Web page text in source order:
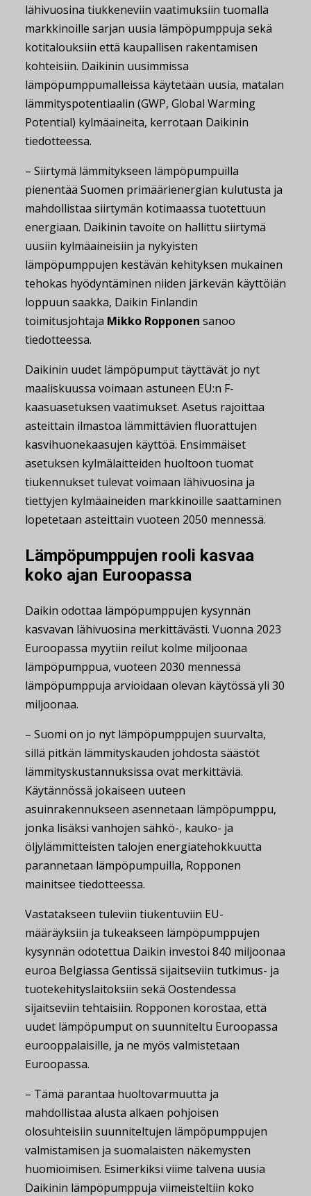
lähivuosina tiukkeneviin vaatimuksiin tuomalla
markkinoille sarjan uusia lämpöpumppuja sekä
kotitalouksiin että kaupallisen rakentamisen
kohteisiin. Daikinin uusimmissa
lämpöpumppumalleissa käytetään uusia, matalan
lämmityspotentiaalin (GWP, Global Warming
Potential) kylmäaineita, kerrotaan Daikinin
tiedotteessa.
– Siirtymä lämmitykseen lämpöpumpuilla
pienentää Suomen primäärienergian kulutusta ja
mahdollistaa siirtymän kotimaassa tuotettuun
energiaan. Daikinin tavoite on hallittu siirtymä
uusiin kylmäaineisiin ja nykyisten
lämpöpumppujen kestävän kehityksen mukainen
tehokas hyödyntäminen niiden järkevän käyttöiän
loppuun saakka, Daikin Finlandin
toimitusjohtaja Mikko Ropponen sanoo
tiedotteessa.
Daikinin uudet lämpöpumput täyttävät jo nyt
maaliskuussa voimaan astuneen EU:n F-
kaasuasetuksen vaatimukset. Asetus rajoittaa
asteittain ilmastoa lämmittävien fluorattujen
kasvihuonekaasujen käyttöä. Ensimmäiset
asetuksen kylmälaitteiden huoltoon tuomat
tiukennukset tulevat voimaan lähivuosina ja
tiettyjen kylmäaineiden markkinoille saattaminen
lopetetaan asteittain vuoteen 2050 mennessä.
Lämpöpumppujen rooli kasvaa
koko ajan Euroopassa
Daikin odottaa lämpöpumppujen kysynnän
kasvavan lähivuosina merkittävästi. Vuonna 2023
Euroopassa myytiin reilut kolme miljoonaa
lämpöpumppua, vuoteen 2030 mennessä
lämpöpumppuja arvioidaan olevan käytössä yli 30
miljoonaa.
– Suomi on jo nyt lämpöpumppujen suurvalta,
sillä pitkän lämmityskauden johdosta säästöt
lämmityskustannuksissa ovat merkittäviä.
Käytännössä jokaiseen uuteen
asuinrakennukseen asennetaan lämpöpumppu,
jonka lisäksi vanhojen sähkö-, kauko- ja
öljylämmitteisten talojen energiatehokkuutta
parannetaan lämpöpumpuilla, Ropponen
mainitsee tiedotteessa.
Vastatakseen tuleviin tiukentuviin EU-
määräyksiin ja tukeakseen lämpöpumppujen
kysynnän odotettua Daikin investoi 840 miljoonaa
euroa Belgiassa Gentissä sijaitseviin tutkimus- ja
tuotekehityslaitoksiin sekä Oostendessa
sijaitseviin tehtaisiin. Ropponen korostaa, että
uudet lämpöpumput on suunniteltu Euroopassa
eurooppalaisille, ja ne myös valmistetaan
Euroopassa.
– Tämä parantaa huoltovarmuutta ja
mahdollistaa alusta alkaen pohjoisen
olosuhteisiin suunniteltujen lämpöpumppujen
valmistamisen ja suomalaisten näkemysten
huomioimisen. Esimerkiksi viime talvena uusia
Daikinin lämpöpumppuja viimeisteltiin koko